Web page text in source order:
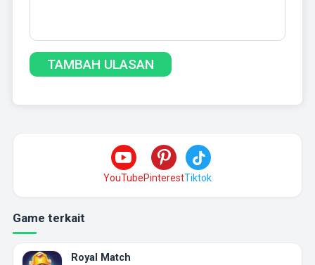
YouTubePinterestTiktok
Game terkait
Royal Match